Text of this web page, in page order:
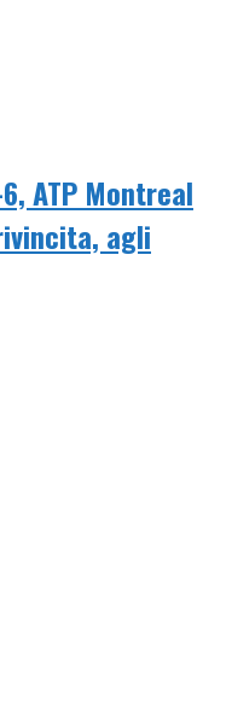
ATP Montreal
agli